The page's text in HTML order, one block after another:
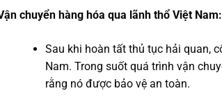
chuyển hàng hóa qua lãnh thổ Việt Nam:
Sau khi hoàn tất thủ tục hải quan,
Nam. Trong suốt quá trình vận
rằng nó được bảo vệ an toàn.